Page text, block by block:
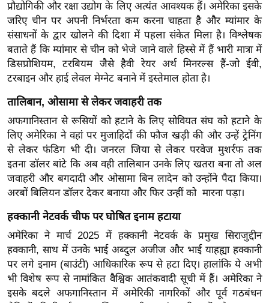
i
n
g
N
e
s
ला
इ
फ
स्टा
इ
ल
टे
क्नॉ
लॉ
जी
ब्यू
टी
प्रौद्योगिकी और रक्षा उद्योग के लिए अत्यंत आवश्यक हैं। अमेरिका इसके
जरिए चीन पर अपनी निर्भरता कम करना चाहता है और म्यांमार के
संसाधनों के द्वार खोलने की दिशा में पहला संकेत मिला है। विश्लेषक
बताते हैं कि म्यांमार से चीन को भेजे जाने वाले हिस्से में हैं भारी मात्रा में
डिसप्रोशियम, टरबियम जैसे हैवी रेयर अर्थ मिनरल्स हैं-जो ईवी,
टरबाइन और हाई लेवल मेग्नेट बनाने में इस्तेमाल होता है।
तालिबान, ओसामा से लेकर जवाहरी तक
अफगानिस्तान से रूसियों को हटाने के लिए सोवियत संघ को हटाने के
लिए अमेरिका ने वहां पर मुजाहिदों की फौज खड़ी की और उन्हें ट्रेनिंग
से लेकर फंडिग भी दी। जनरल जिया से लेकर परवेज मुशर्रफ तक
इतना डॉलर बांटे कि अब वही तालिबान उनके लिए खतरा बना तो अल
जवाहरी और बगदादी और ओसामा बिन लादेन को उन्होंने पैदा किया।
अरबों बिलियन डॉलर देकर बनाया और फिर उन्हीं को मारना पड़ा।
हक्कानी नेटवर्क चीफ पर घोषित इनाम हटाया
अमेरिका ने मार्च 2025 में हक्कानी नेटवर्क के प्रमुख सिराजुद्दीन
हक्कानी, साथ में उनके भाई अब्दुल अजीज और भाई याहह्या हक्कानी
पर लगे इनाम (बाउंटी) आधिकारिक रूप से हटा दिए। हालांकि ये अभी
भी विशेष रूप से नामांकित वैश्विक आतंकवादी सूची में हैं। अमेरिका ने
इसके बदले अफगानिस्तान में अमेरिकी नागरिकों और पूर्व गठबंधन